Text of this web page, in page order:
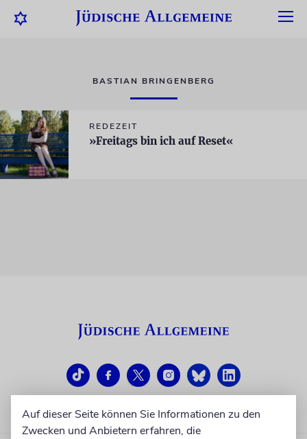
BASTIAN BRINGENBERG
REDEZEIT
»Freitags bin ich auf Reset«
Auf dieser Seite können Sie Informationen zu den
Zwecken und Anbietern erfahren, die